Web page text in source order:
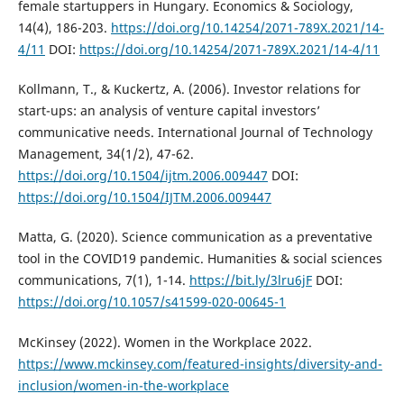
female startuppers in Hungary. Economics & Sociology,
14(4), 186-203. https://doi.org/10.14254/2071-789X.2021/14-
4/11 DOI: https://doi.org/10.14254/2071-789X.2021/14-4/11
Kollmann, T., & Kuckertz, A. (2006). Investor relations for
start-ups: an analysis of venture capital investors’
communicative needs. International Journal of Technology
Management, 34(1/2), 47-62.
https://doi.org/10.1504/ijtm.2006.009447 DOI:
https://doi.org/10.1504/IJTM.2006.009447
Matta, G. (2020). Science communication as a preventative
tool in the COVID19 pandemic. Humanities & social sciences
communications, 7(1), 1-14. https://bit.ly/3lru6jFDOI:
https://doi.org/10.1057/s41599-020-00645-1
McKinsey (2022). Women in the Workplace 2022.
https://www.mckinsey.com/featured-insights/diversity-and-
inclusion/women-in-the-workplace